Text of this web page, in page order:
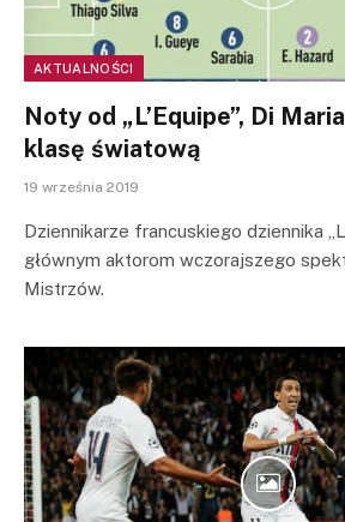
AKTUALNOŚCI
Noty od „L’Equipe”, Di
klasę światową
19 września 2019
Dziennikarze francuskiego dziennika
głównym aktorom wczorajszego
Mistrzów.